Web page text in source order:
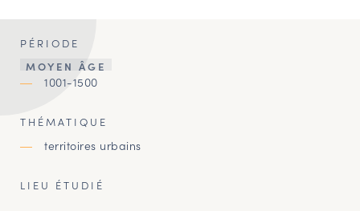
PÉRIODE
MOYEN ÂGE
1001-1500
THÉMATIQUE
territoires urbains
LIEU ÉTUDIÉ